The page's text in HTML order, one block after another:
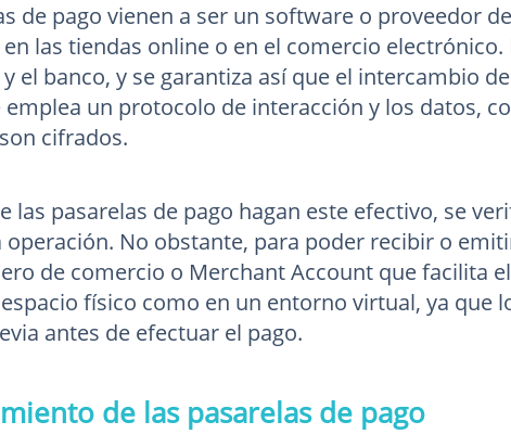
de pago vienen a ser un software o proveedor
las tiendas online o en el comercio
el banco, y se garantiza así que el intercambio
emplea un protocolo de interacción y los datos,
cifrados.
las pasarelas de pago hagan este efectivo, se
operación. No obstante, para poder recibir o
de comercio o Merchant Account que facilita
físico como en un entorno virtual, ya que
antes de efectuar el pago.
de las pasarelas de pago